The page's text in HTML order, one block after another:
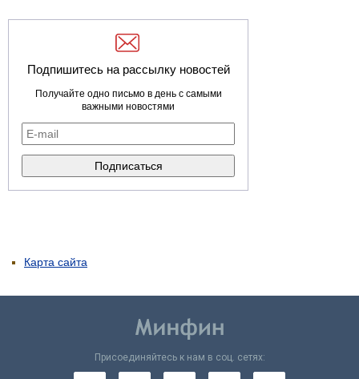
Подпишитесь на рассылку новостей
Получайте одно письмо в день с самыми
важными новостями
Карта сайта
Присоединяйтесь к нам в соц. сетях: